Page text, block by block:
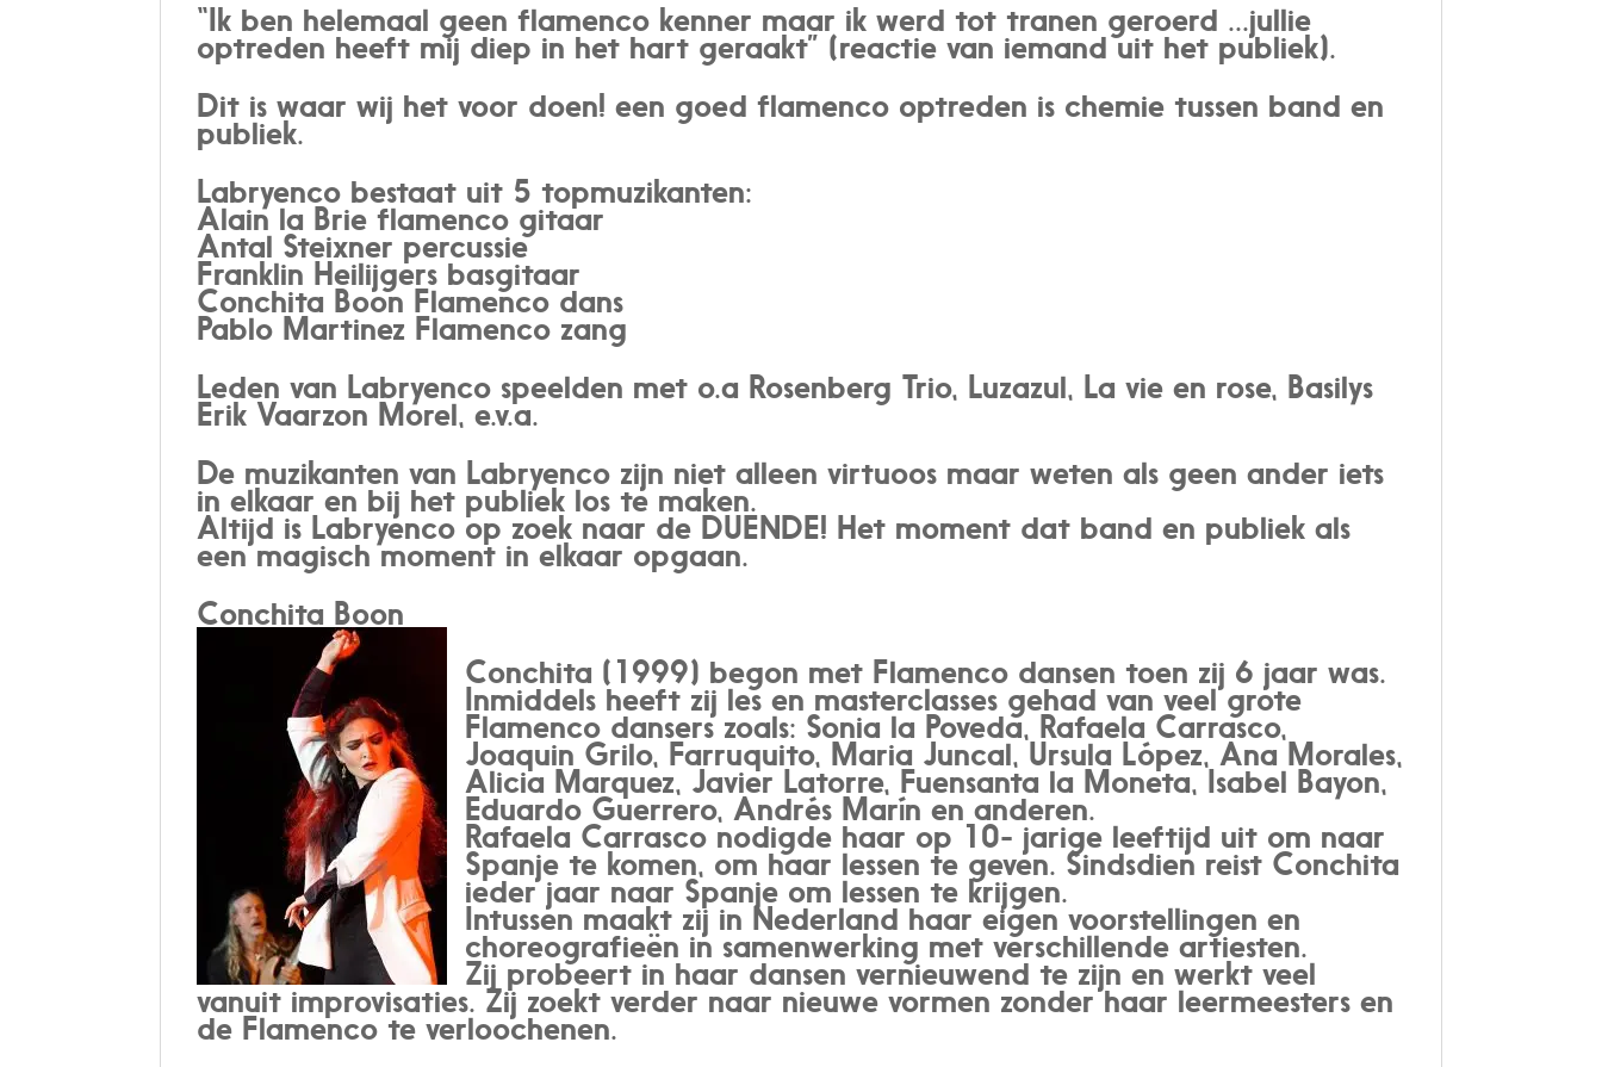
“Ik ben helemaal geen flamenco kenner maar ik werd tot tranen geroerd ...jullie
optreden heeft mij diep in het hart geraakt” (reactie van iemand uit het publiek).
Dit is waar wij het voor doen! een goed flamenco optreden is chemie tussen band en
publiek.
Labryenco bestaat uit 5 topmuzikanten:
Alain la Brie flamenco gitaar
Antal Steixner percussie
Franklin Heilijgers basgitaar
Conchita Boon Flamenco dans
Pablo Martinez Flamenco zang
Leden van Labryenco speelden met o.a Rosenberg Trio, Luzazul, La vie en rose, Basilys
Erik Vaarzon Morel, e.v.a.
De muzikanten van Labryenco zijn niet alleen virtuoos maar weten als geen ander iets
in elkaar en bij het publiek los te maken.
Altijd is Labryenco op zoek naar de DUENDE! Het moment dat band en publiek als
een magisch moment in elkaar opgaan.
Conchita Boon
Conchita (1999) begon met Flamenco dansen toen zij 6 jaar was.
Inmiddels heeft zij les en masterclasses gehad van veel grote
Flamenco dansers zoals: Sonia la Poveda, Rafaela Carrasco,
Joaquin Grilo, Farruquito, Maria Juncal, Ursula López, Ana Morales,
Alicia Marquez, Javier Latorre, Fuensanta la Moneta, Isabel Bayon,
Eduardo Guerrero, Andrés Marín en anderen.
Rafaela Carrasco nodigde haar op 10- jarige leeftijd uit om naar
Spanje te komen, om haar lessen te geven. Sindsdien reist Conchita
ieder jaar naar Spanje om lessen te krijgen.
Intussen maakt zij in Nederland haar eigen voorstellingen en
choreografieën in samenwerking met verschillende artiesten.
Zij probeert in haar dansen vernieuwend te zijn en werkt veel
vanuit improvisaties. Zij zoekt verder naar nieuwe vormen zonder haar leermeesters en
de Flamenco te verloochenen.